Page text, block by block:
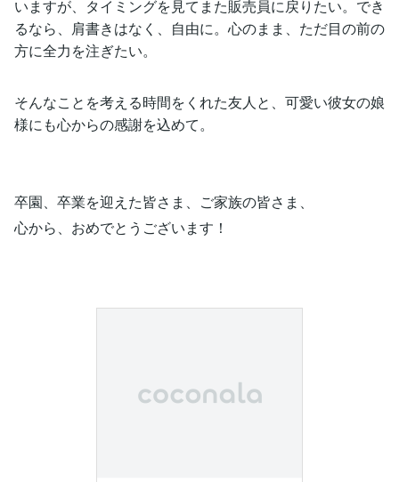
いますが、タイミングを見てまた販売員に戻りたい。でき
るなら、肩書きはなく、自由に。心のまま、ただ目の前の
方に全力を注ぎたい。
そんなことを考える時間をくれた友人と、可愛い彼女の娘
様にも心からの感謝を込めて。
卒園、卒業を迎えた皆さま、ご家族の皆さま、
心から、おめでとうございます！